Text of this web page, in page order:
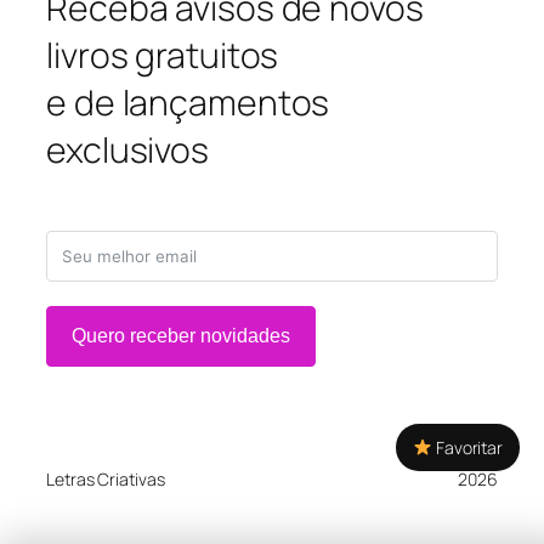
livros gratuitos
e de lançamentos
exclusivos
Quero receber novidades
Letras Criativas 2026
Favoritar